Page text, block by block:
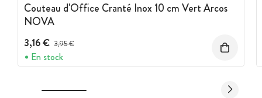
Couteau d'Office Cranté Inox 10 cm Vert Arcos
NOVA
3,16 € Prix avant réduction :
3,95 €
En stock